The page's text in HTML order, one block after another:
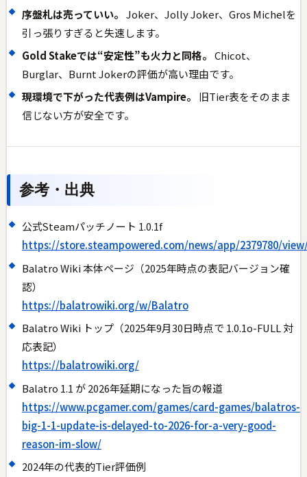
序盤札は売っていい。 Joker、Jolly Joker、Gros Michelを
引っ張りすぎると失速します。
Gold Stakeでは“安定性”も火力と同格。 Chicot、
Burglar、Burnt Jokerの評価が高い理由です。
現環境で下がった代表例はVampire。
旧Tier表をそのまま
信じない方が安全です。
参考・出典
公式Steamパッチノート 1.0.1f
https://store.steampowered.com/news/app/2379780/view/
Balatro Wiki 本体ページ（2025年時点の表記バージョン確
認）
https://balatrowiki.org/w/Balatro
Balatro Wiki トップ（2025年9月30日時点で 1.0.1o-FULL 対
応表記）
https://balatrowiki.org/
Balatro 1.1 が 2026年延期になった旨の報道
https://www.pcgamer.com/games/card-games/balatros-
big-1-1-update-is-delayed-to-2026-for-a-very-good-
reason-im-slow/
2024年の代表的Tier評価例